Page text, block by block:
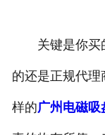
关键是你买
的还是正规代理
样的广州电磁吸